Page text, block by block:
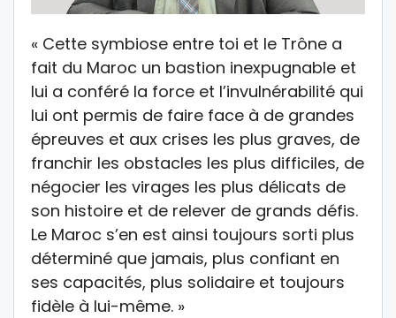
« Cette symbiose entre toi et le Trône a
fait du Maroc un bastion inexpugnable et
lui a conféré la force et l’invulnérabilité qui
lui ont permis de faire face à de grandes
épreuves et aux crises les plus graves, de
franchir les obstacles les plus difficiles, de
négocier les virages les plus délicats de
son histoire et de relever de grands défis.
Le Maroc s’en est ainsi toujours sorti plus
déterminé que jamais, plus confiant en
ses capacités, plus solidaire et toujours
fidèle à lui-même. »